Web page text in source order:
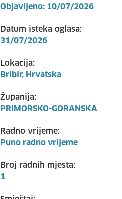
Objavljeno: 10/07/2026
Datum isteka oglasa:
31/07/2026
Lokacija:
Bribir, Hrvatska
Županija:
PRIMORSKO-GORANSKA
Radno vrijeme:
Puno radno vrijeme
Broj radnih mjesta:
1